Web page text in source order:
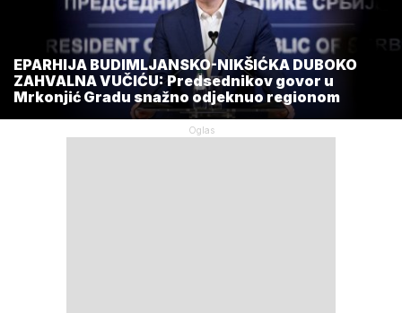
EPARHIJA BUDIMLJANSKO-NIKŠIĆKA DUBOKO
ZAHVALNA VUČIĆU: Predsednikov govor u
Mrkonjić Gradu snažno odjeknuo regionom